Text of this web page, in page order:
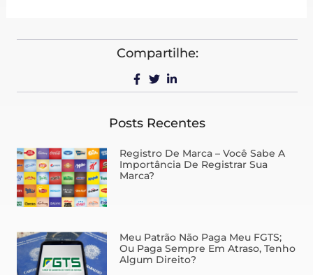
Compartilhe:
Posts Recentes
Registro De Marca – Você Sabe A
Importância De Registrar Sua
Marca?
Meu Patrão Não Paga Meu FGTS;
Ou Paga Sempre Em Atraso, Tenho
Algum Direito?